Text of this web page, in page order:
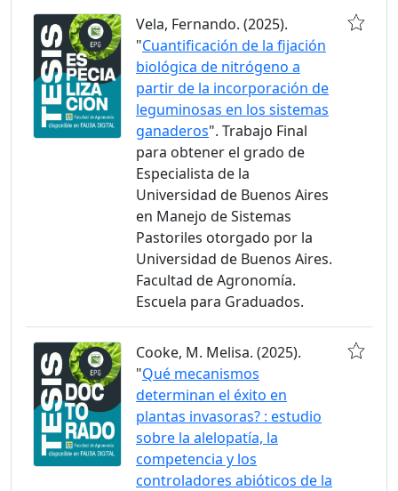
Vela, Fernando. (2025).
"Cuantificación de la fijación
biológica de nitrógeno a
partir de la incorporación de
leguminosas en los sistemas
ganaderos". Trabajo Final
para obtener el grado de
Especialista de la
Universidad de Buenos Aires
en Manejo de Sistemas
Pastoriles otorgado por la
Universidad de Buenos Aires.
Facultad de Agronomía.
Escuela para Graduados.
Cooke, M. Melisa. (2025).
"Qué mecanismos
determinan el éxito en
plantas invasoras? : estudio
sobre la alelopatía, la
competencia y los
controladores abióticos de la